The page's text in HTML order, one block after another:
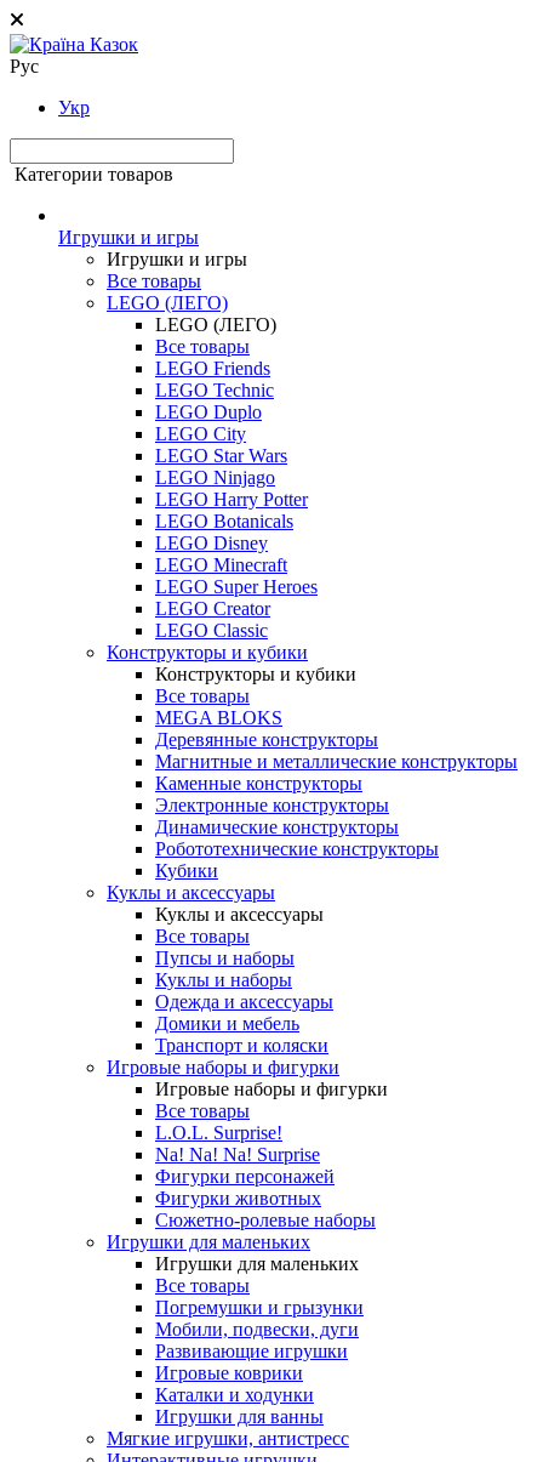
Рус
Укр
Категории товаров
Игрушки и игры
Игрушки и игры
Все товары
LEGO (ЛЕГО)
LEGO (ЛЕГО)
Все товары
LEGO Friends
LEGO Technic
LEGO Duplo
LEGO City
LEGO Star Wars
LEGO Ninjago
LEGO Harry Potter
LEGO Botanicals
LEGO Disney
LEGO Minecraft
LEGO Super Heroes
LEGO Creator
LEGO Classic
Конструкторы и кубики
Конструкторы и кубики
Все товары
MEGA BLOKS
Деревянные конструкторы
Магнитные и металлические конструкторы
Каменные конструкторы
Электронные конструкторы
Динамические конструкторы
Робототехнические конструкторы
Кубики
Куклы и аксессуары
Куклы и аксессуары
Все товары
Пупсы и наборы
Куклы и наборы
Одежда и аксессуары
Домики и мебель
Транспорт и коляски
Игровые наборы и фигурки
Игровые наборы и фигурки
Все товары
L.O.L. Surprise!
Na! Na! Na! Surprise
Фигурки персонажей
Фигурки животных
Сюжетно-ролевые наборы
Игрушки для маленьких
Игрушки для маленьких
Все товары
Погремушки и грызунки
Мобили, подвески, дуги
Развивающие игрушки
Игровые коврики
Каталки и ходунки
Игрушки для ванны
Мягкие игрушки, антистресс